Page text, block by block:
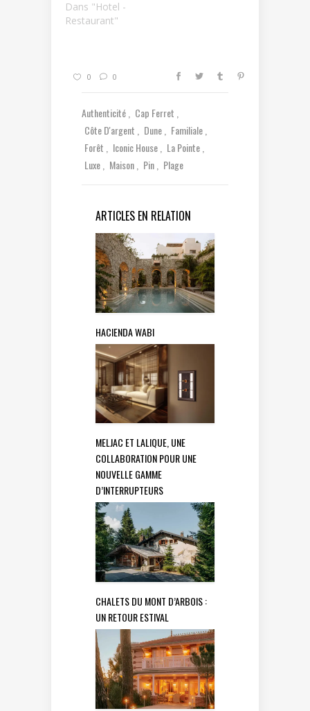
Dans "Hotel -
Restaurant"
0 0
Authenticité
Cap Ferret
Côte D'argent
Dune
Familiale
Forêt
Iconic House
La Pointe
Luxe
Maison Pin Plage
ARTICLES EN RELATION
HACIENDA WABI
MELJAC ET LALIQUE, UNE
COLLABORATION POUR UNE
NOUVELLE GAMME
D’INTERRUPTEURS
CHALETS DU MONT D’ARBOIS :
UN RETOUR ESTIVAL